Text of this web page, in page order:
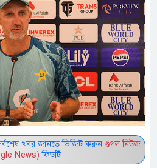
সর্বশেষ খবর জানতে ভিজিট করুন গুগল নিউজ
News) ফিডটি